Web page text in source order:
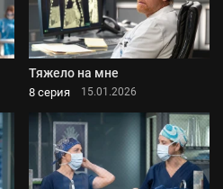
Тяжело на мне
8 серия 15.01.2026